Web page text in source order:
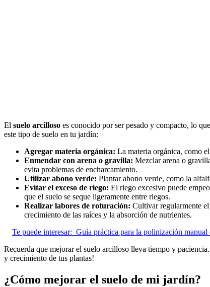
El suelo arcilloso es conocido por ser pesado y compacto, lo
este tipo de suelo en tu jardín:
Agregar materia orgánica: La materia orgánica, como
Enmendar con arena o gravilla: Mezclar arena o
evita problemas de encharcamiento.
Utilizar abono verde: Plantar abono verde, como la
Evitar el exceso de riego: El riego excesivo puede
que el suelo se seque ligeramente entre riegos.
Realizar labores de roturación: Cultivar regularmente
crecimiento de las raíces y la absorción de nutrientes.
Te puede interesar: Guía práctica para la polinización manual
Recuerda que mejorar el suelo arcilloso lleva tiempo y
y crecimiento de tus plantas!
¿Cómo mejorar el suelo de mi jardín?